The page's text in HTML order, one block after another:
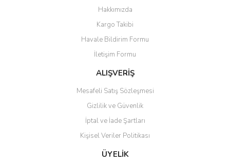
Ürün resmi kalitesiz, bozuk veya görüntülenemiyor.
Ürün açıklamasında eksik bilgiler bulunuyor.
Ürün bilgilerinde hatalar bulunuyor.
Ürün fiyatı diğer sitelerden daha pahalı.
Bu ürüne benzer farklı alternatifler olmalı.
Gönder
Hakkımızda
Kargo Takibi
Havale Bildirim Formu
İletişim Formu
ALIŞVERİŞ
Mesafeli Satış Sözleşmesi
Gizlilik ve Güvenlik
İptal ve İade Şartları
Kişisel Veriler Politikası
ÜYELİK